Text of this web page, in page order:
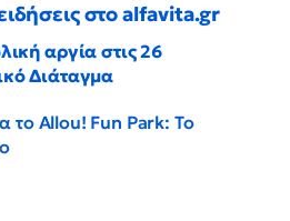
στο alfavita.gr
αργία στις 26
Διάταγμα
το Allou! Fun Park: Το